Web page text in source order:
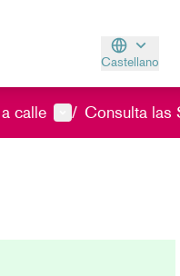
Castellano
Aukeratu
calle Menú de usuario
/ Consulta las